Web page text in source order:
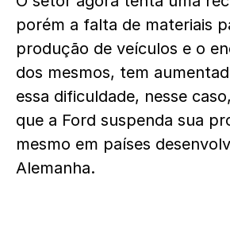
porém a falta de materiais
produção de veículos e o
dos mesmos, tem
essa dificuldade, nesse
que a Ford suspenda sua
mesmo em países
Alemanha.